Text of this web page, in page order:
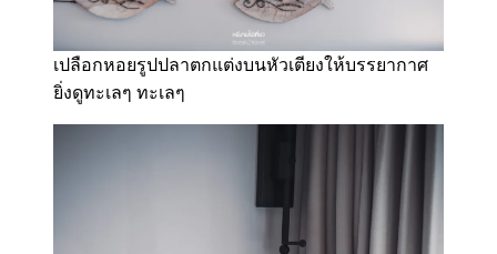
เปลือกหอยรูปปลาตกแต่งบนหัวเตียงให้บรรยากาศ
ยิ่งดูทะเลๆ ทะเลๆ